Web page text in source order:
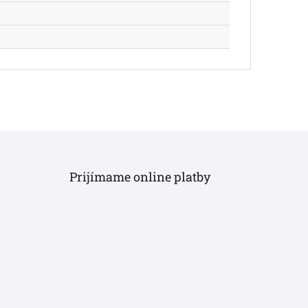
Prijímame online platby